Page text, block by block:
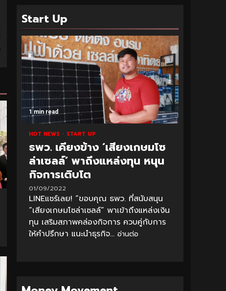
Start Up
1 min read
HOT NEWS START UP
ธพว. เคียงข้าง ‘เสียงเกษมโซ
ล่าเซลล์’ พาถึงแหล่งทุน หนุน
กิจการเติบโต
01/09/2022
LINEแชร์เลย! “ขอบคุณ ธพว. ที่สนับสนุน
“เสียงเกษมโซล่าเซลล์” พาเข้าถึงแหล่งเงิน
ทุน เสริมสภาพคล่องกิจการ ควบคู่กับการ
ให้คำปรึกษา แนะนำธุรกิจ... อ่านต่อ